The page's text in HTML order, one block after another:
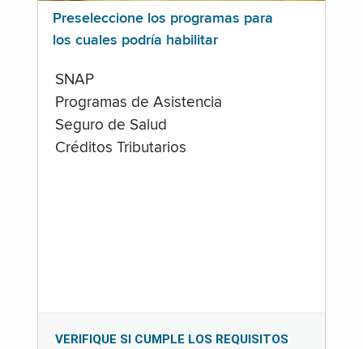
Preseleccione los programas para
los cuales podría habilitar
SNAP
Programas de Asistencia
Seguro de Salud
Créditos Tributarios
VERIFIQUE SI CUMPLE LOS REQUISITOS